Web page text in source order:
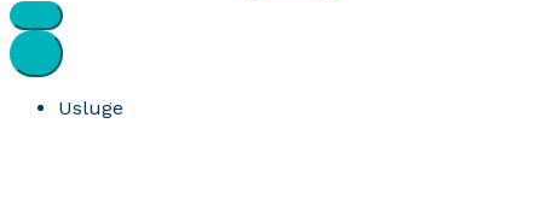
Usluge